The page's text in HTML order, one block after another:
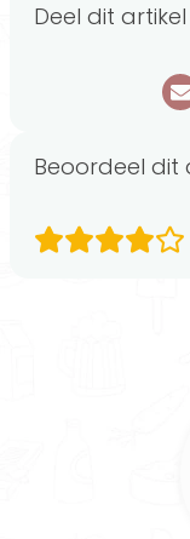
Deel dit artikel
Beoordeel dit